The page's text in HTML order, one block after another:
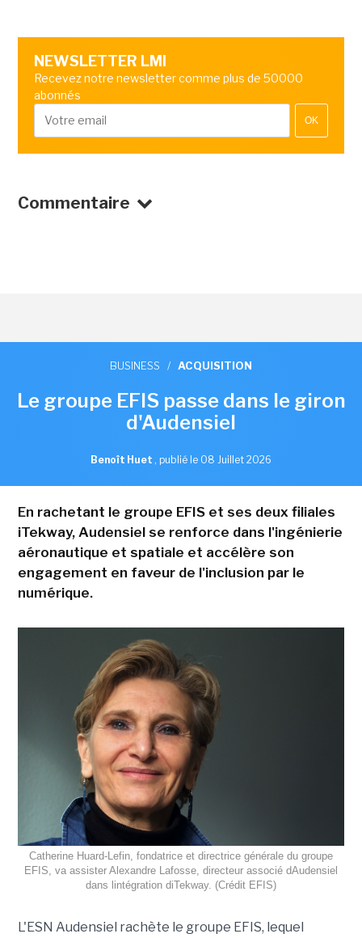
NEWSLETTER LMI
Recevez notre newsletter comme plus de 50000
abonnés
OK
Commentaire
BUSINESS / ACQUISITION
Le groupe EFIS passe dans le giron
d'Audensiel
Benoît Huet , publié le 08 Juillet 2026
En rachetant le groupe EFIS et ses deux filiales
iTekway, Audensiel se renforce dans l'ingénierie
aéronautique et spatiale et accélère son
engagement en faveur de l'inclusion par le
numérique.
Catherine Huard-Lefin, fondatrice et directrice générale du groupe
EFIS, va assister Alexandre Lafosse, directeur associé dAudensiel
dans lintégration diTekway. (Crédit EFIS)
L'ESN Audensiel rachète le groupe EFIS, lequel